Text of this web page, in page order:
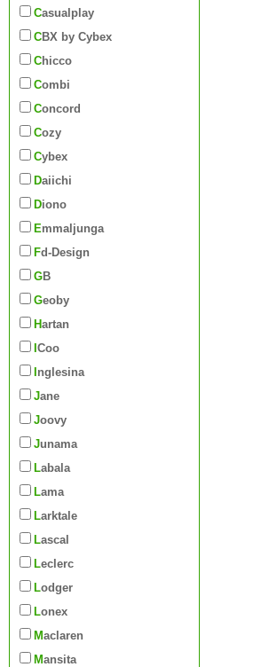
Casualplay
CBX by Cybex
Chicco
Combi
Concord
Cozy
Cybex
Daiichi
Diono
Emmaljunga
Fd-Design
GB
Geoby
Hartan
iCoo
Inglesina
Jane
Joovy
Junama
Labala
Lama
Larktale
Lascal
Leclerc
Lodger
Lonex
Maclaren
Mansita